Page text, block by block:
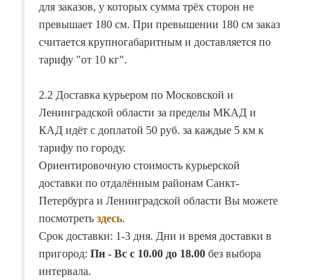
для заказов, у которых сумма трёх сторон не
превышает 180 см. При превышении 180 см заказ
считается крупногабаритным и доставляется по
тарифу "от 10 кг".
2.2 Доставка курьером по Московской и
Ленинградской области за пределы МКАД и
КАД идёт с доплатой 50 руб. за каждые 5 км к
тарифу по городу.
Ориентировочную стоимость курьерской
доставки по отдалённым районам Санкт-
Петербурга и Ленинградской области Вы можете
посмотреть здесь.
Срок доставки: 1-3 дня. Дни и время доставки в
пригород: Пн - Вс с 10.00 до 18.00 без выбора
интервала.